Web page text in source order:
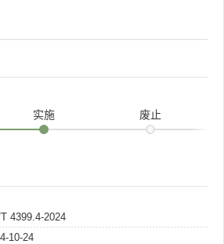
实施 废止
4399.4-2024
10-24